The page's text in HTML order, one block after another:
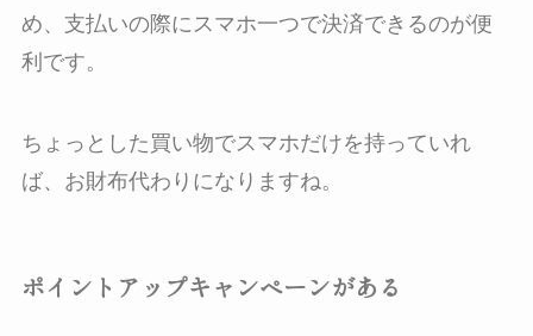
め、支払いの際にスマホ一つで決済できるのが便
利です。
ちょっとした買い物でスマホだけを持っていれ
ば、お財布代わりになりますね。
ポイントアップキャンペーンがある